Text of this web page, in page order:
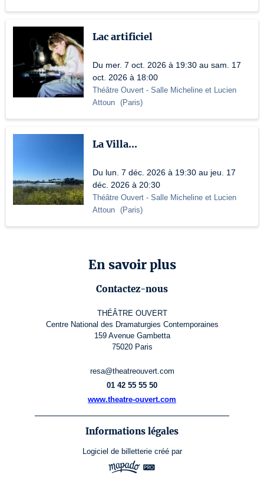
Lac artificiel
Du mer. 7 oct. 2026 à 19:30 au sam. 17
oct. 2026 à 18:00
Théâtre Ouvert - Salle Micheline et Lucien
Attoun (Paris)
La Villa...
Du lun. 7 déc. 2026 à 19:30 au jeu. 17
déc. 2026 à 20:30
Théâtre Ouvert - Salle Micheline et Lucien
Attoun (Paris)
En savoir plus
Contactez-nous
THÉÂTRE OUVERT
Centre National des Dramaturgies Contemporaines
159 Avenue Gambetta
75020 Paris
resa@theatreouvert.com
01 42 55 55 50
www.theatre-ouvert.com
Informations légales
Logiciel de billetterie créé par